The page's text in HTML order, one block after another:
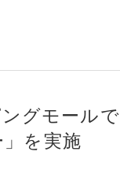
グモール
を実施